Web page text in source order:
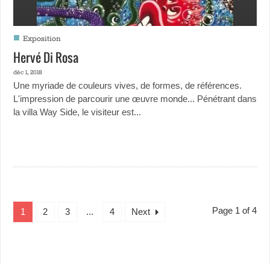
■ Exposition
Hervé Di Rosa
déc 1, 2018
Une myriade de couleurs vives, de formes, de références.
L'impression de parcourir une œuvre monde... Pénétrant dans
la villa Way Side, le visiteur est...
1 2 3 ... 4 Next Page 1 of 4